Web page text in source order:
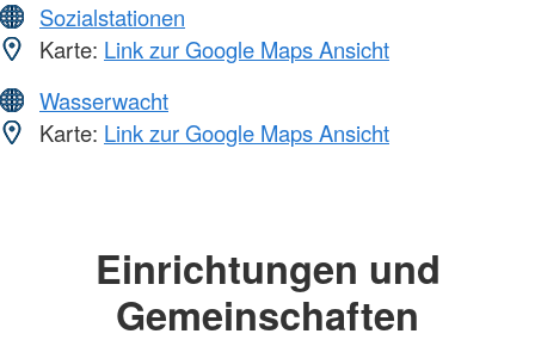
Sozialstationen
Karte: Link zur Google Maps Ansicht
Wasserwacht
Karte: Link zur Google Maps Ansicht
Einrichtungen und
Gemeinschaften